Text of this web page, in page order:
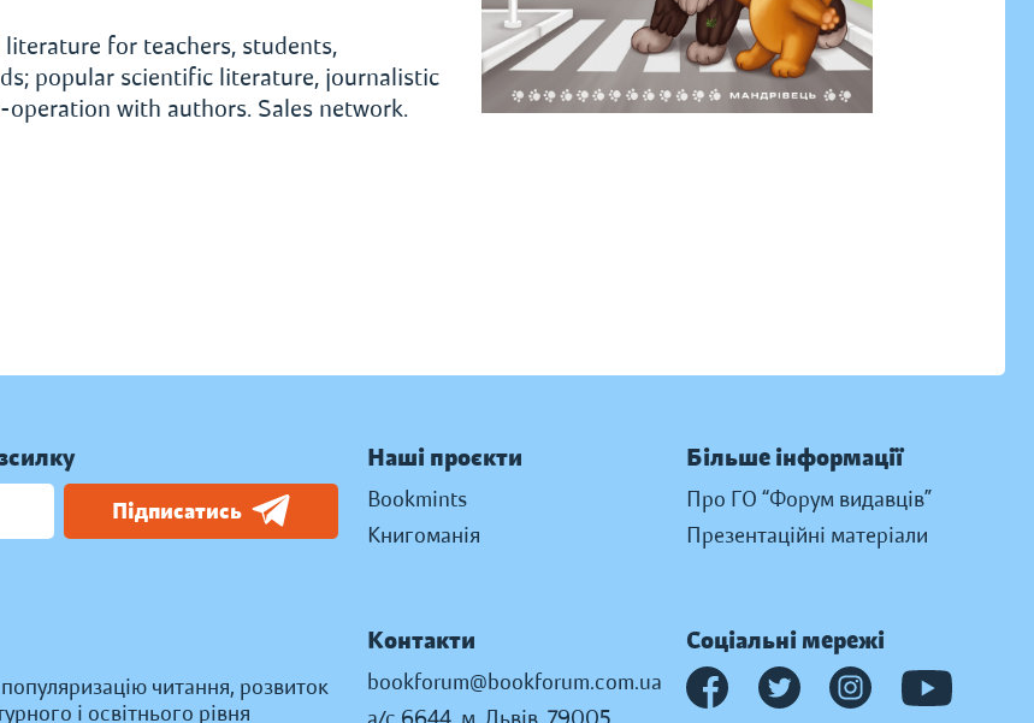
for teachers, students,
popular scientific literature, journalistic
with authors. Sales network.
Підписатись
читання, розвиток
і освітнього рівня
Наші проєкти
Bookmints
Книгоманія
Більше інформації
Про ГО “Форум видавців”
Презентаційні матеріали
Контакти
bookforum@bookforum.com.ua
Соціальні мережі